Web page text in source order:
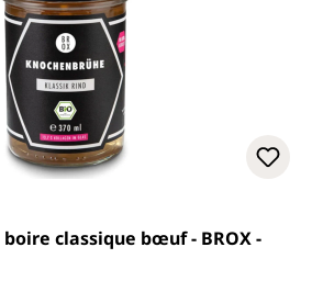
sur 5 étoiles
classique bœuf - BROX -